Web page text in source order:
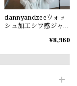
dannyandzeeウォッ
シュ加工シワ感ジャ
¥8,960